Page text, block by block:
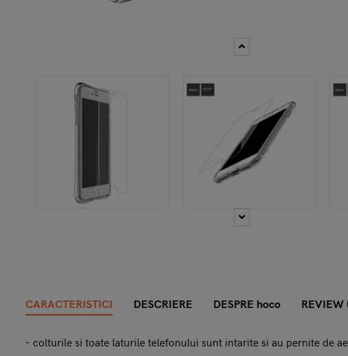
CARACTERISTICI DESCRIERE DESPRE hoco REVIEW
- colturile si toate laturile telefonului sunt intarite si au pernite de